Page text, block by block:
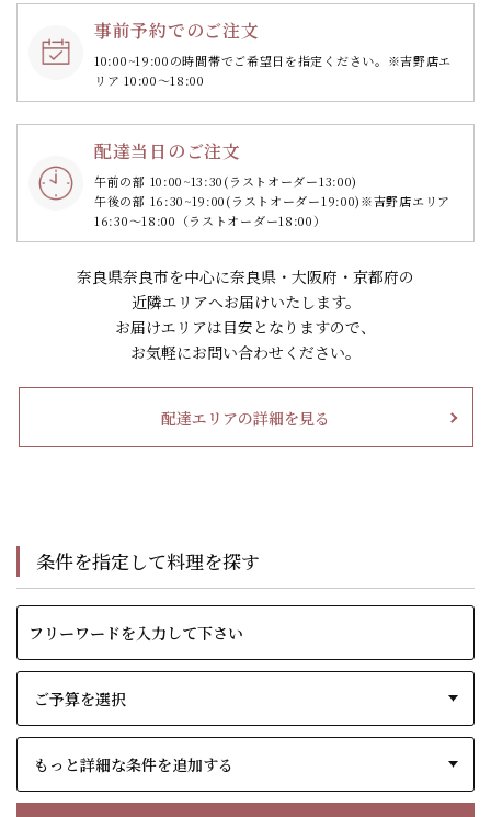
事前予約でのご注文
10:00~19:00の時間帯でご希望日を指定ください。 ※吉野店エ
リア 10:00～18:00
配達当日のご注文
午前の部 10:00~13:30(ラストオーダー13:00)
午後の部 16:30~19:00(ラストオーダー19:00)※吉野店エリア
16:30～18:00（ラストオーダー18:00）
奈良県奈良市を中心に奈良県・大阪府・京都府の
近隣エリアへお届けいたします。
お届けエリアは目安となりますので、
お気軽にお問い合わせください。
配達エリアの詳細を見る
条件を指定して料理を探す
もっと詳細な条件を追加する